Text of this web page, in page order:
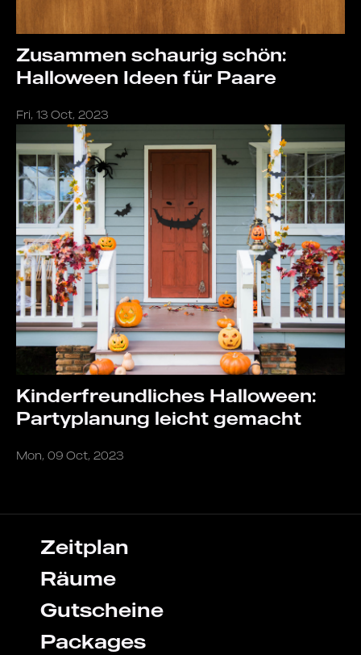
Zusammen schaurig schön:
Halloween Ideen für Paare
Fri, 13 Oct, 2023
Kinderfreundliches Halloween:
Partyplanung leicht gemacht
Mon, 09 Oct, 2023
Zeitplan
Räume
Gutscheine
Packages